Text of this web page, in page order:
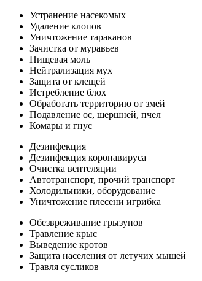
Устранение насекомых
Удаление клопов
Уничтожение тараканов
Зачистка от муравьев
Пищевая моль
Нейтрализация мух
Защита от клещей
Истребление блох
Обработать территорию от змей
Подавление ос, шершней, пчел
Комары и гнус
Дезинфекция
Дезинфекция коронавируса
Очистка вентеляции
Автотранспорт, прочий транспорт
Холодильники, оборудование
Уничтожение плесени игрибка
Обезвреживание грызунов
Травление крыс
Выведение кротов
Защита населения от летучих мышей
Травля сусликов